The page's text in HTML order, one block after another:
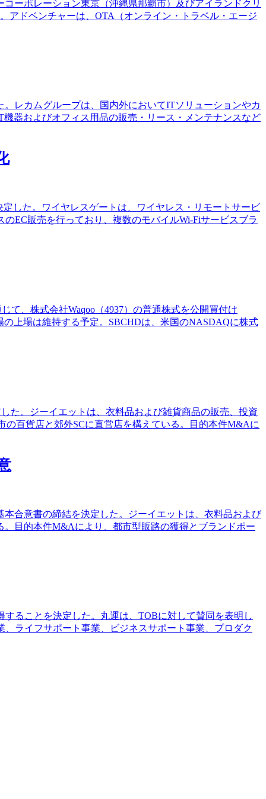
ーポレーション東京（沖縄県那覇市）及びアイランドクリ
アドベンチャーは、OTA（オンライン・トラベル・エージ
レカムグループは、国内外においてITソリューションやカ
器およびオフィス用品の販売・リース・メンテナンスなど
した。ワイヤレスゲートは、ワイヤレス・リモートサービ
EC販売を行っており、複数のモバイルWi-Fiサービスブラ
て、株式会社Waqoo（4937）の普通株式を公開買付け
上場は維持する予定。SBCHDは、米国のNASDAQに株式
た。ジーイエットは、衣料品および雑貨商品の販売、投資
百貨店と郊外SCに直営店を構えている。目的本件M&Aに
合意書の締結を決定した。ジーイエットは、衣料品および
目的本件M&Aにより、都市型販路の獲得とブランドポー
ることを決定した。丸運は、TOBに対して賛同を表明し
ライフサポート事業、ビジネスサポート事業、プロダク